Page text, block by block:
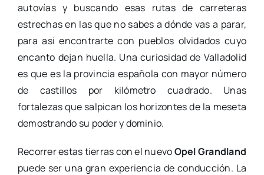
autovías y buscando esas rutas de carreteras
estrechas en las que no sabes a dónde vas a parar,
para así encontrarte con pueblos olvidados cuyo
encanto dejan huella. Una curiosidad de Valladolid
es que es la provincia española con mayor número
de castillos por kilómetro cuadrado. Unas
fortalezas que salpican los horizontes de la meseta
demostrando su poder y dominio.
Recorrer estas tierras con el nuevoOpel Grandland
puede ser una gran experiencia de conducción. La